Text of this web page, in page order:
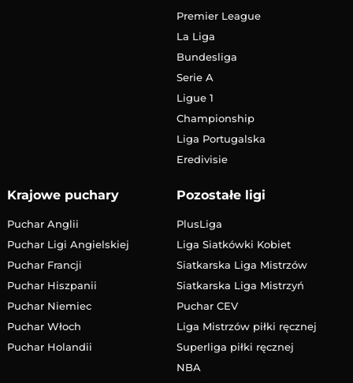
Premier League
La Liga
Bundesliga
Serie A
Ligue 1
Championship
Liga Portugalska
Eredivisie
Krajowe puchary
Puchar Anglii
Puchar Ligi Angielskiej
Puchar Francji
Puchar Hiszpanii
Puchar Niemiec
Puchar Włoch
Puchar Holandii
Pozostałe ligi
PlusLiga
Liga Siatkówki Kobiet
Siatkarska Liga Mistrzów
Siatkarska Liga Mistrzyń
Puchar CEV
Liga Mistrzów piłki ręcznej
Superliga piłki ręcznej
NBA